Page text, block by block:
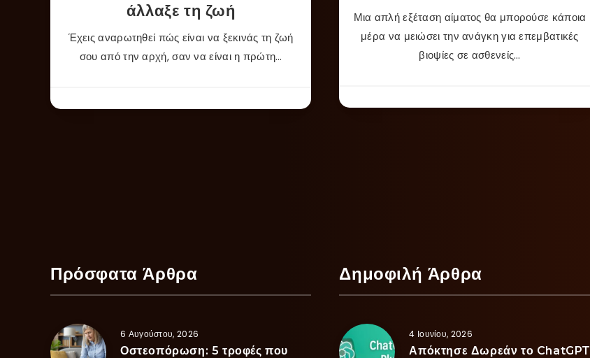
άλλαξε τη ζωή
Έχεις αναρωτηθεί πώς είναι να ξεκινάς τη ζωή
σου από την αρχή, σαν να είναι η πρώτη…
Μια απλή εξέταση αίματος θα μπορούσε κάποια
μέρα να μειώσει την ανάγκη για επεμβατικές
βιοψίες σε ασθενείς…
Πρόσφατα Άρθρα
6 Αυγούστου, 2026
Οστεοπόρωση: 5 τροφές που
Δημοφιλή Άρθρα
4 Ιουνίου, 2026
Απόκτησε Δωρεάν το ChatGPT